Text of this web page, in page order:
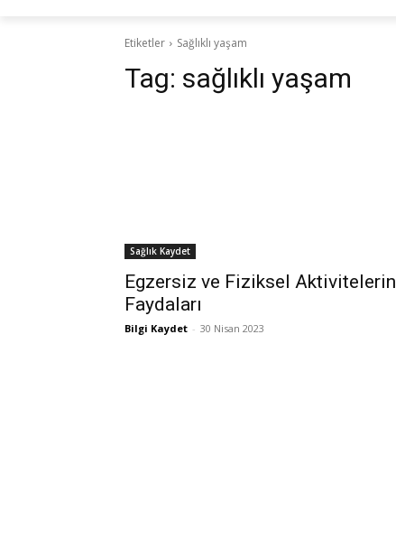
Etiketler Sağlıklı yaşam
Tag: sağlıklı yaşam
Sağlık Kaydet
Egzersiz ve Fiziksel Aktivitelerin
Faydaları
Bilgi Kaydet - 30 Nisan 2023